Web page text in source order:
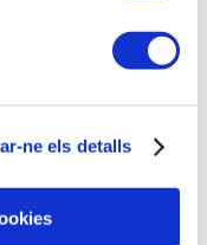
ne els detalls